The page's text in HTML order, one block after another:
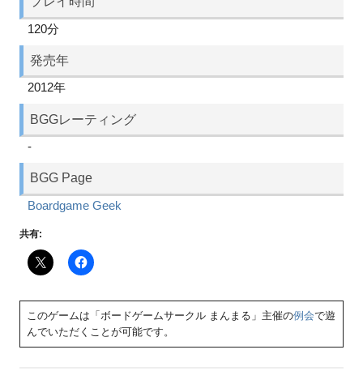
120分
発売年
2012年
BGGレーティング
-
BGG Page
Boardgame Geek
共有:
このゲームは「ボードゲームサークル まんまる」主催の例会で遊
んでいただくことが可能です。